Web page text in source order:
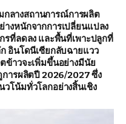
กลางสถานการณ์การผลิต
งหนักจากการเปลี่ยนแปลง
รที่ลดลง และพื้นที่เพาะปลูกที่
อินโดนีเซียกลับฉายแวว
ข้าวจะเพิ่มขึ้นอย่างมีนัย
ารผลิตปี 2026/2027 ซึ่ง
โน้มทั่วโลกอย่างสิ้นเชิง